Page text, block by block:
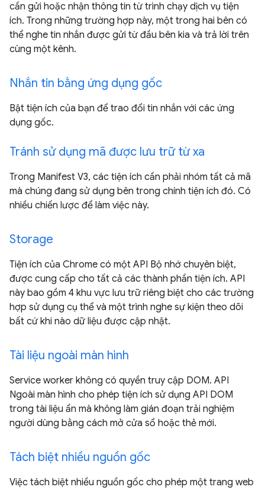
cần gửi hoặc nhận thông tin từ trình chạy dịch vụ tiện
ích. Trong những trường hợp này, một trong hai bên có
thể nghe tin nhắn được gửi từ đầu bên kia và trả lời trên
cùng một kênh.
Nhắn tin bằng ứng dụng gốc
Bật tiện ích của bạn để trao đổi tin nhắn với các ứng
dụng gốc.
Tránh sử dụng mã được lưu trữ từ xa
Trong Manifest V3, các tiện ích cần phải nhóm tất cả mã
mà chúng đang sử dụng bên trong chính tiện ích đó. Có
nhiều chiến lược để làm việc này.
Storage
Tiện ích của Chrome có một API Bộ nhớ chuyên biệt,
được cung cấp cho tất cả các thành phần tiện ích. API
này bao gồm 4 khu vực lưu trữ riêng biệt cho các trường
hợp sử dụng cụ thể và một trình nghe sự kiện theo dõi
bất cứ khi nào dữ liệu được cập nhật.
Tài liệu ngoài màn hình
Service worker không có quyền truy cập DOM. API
Ngoài màn hình cho phép tiện ích sử dụng API DOM
trong tài liệu ẩn mà không làm gián đoạn trải nghiệm
người dùng bằng cách mở cửa sổ hoặc thẻ mới.
Tách biệt nhiều nguồn gốc
Việc tách biệt nhiều nguồn gốc cho phép một trang web